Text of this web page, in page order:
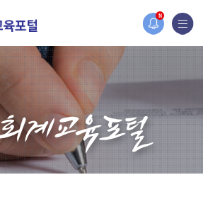
N
개편되었습니다.
원홈페이지가 새롭게 개설되었습니다.